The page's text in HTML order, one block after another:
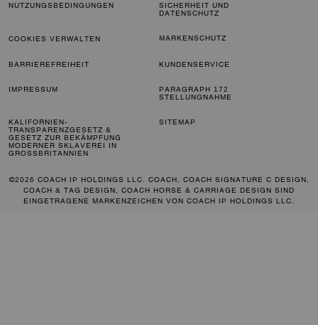
NUTZUNGSBEDINGUNGEN
SICHERHEIT UND
DATENSCHUTZ
COOKIES VERWALTEN MARKENSCHUTZ
BARRIEREFREIHEIT KUNDENSERVICE
IMPRESSUM
PARAGRAPH 172
STELLUNGNAHME
KALIFORNIEN-
TRANSPARENZGESETZ &
GESETZ ZUR BEKÄMPFUNG
MODERNER SKLAVEREI IN
GROSSBRITANNIEN
SITEMAP
©2026 COACH IP HOLDINGS LLC. COACH, COACH SIGNATURE C DESIGN,
COACH & TAG DESIGN, COACH HORSE & CARRIAGE DESIGN SIND
EINGETRAGENE MARKENZEICHEN VON COACH IP HOLDINGS LLC.